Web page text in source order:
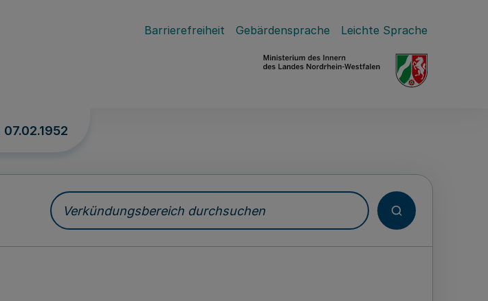
Barrierefreiheit Gebärdensprache Leichte Sprache
07.02.1952
Verkündungsbereich durchsuchen